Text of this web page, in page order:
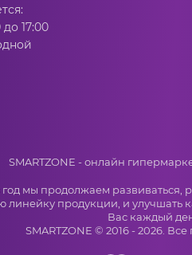
17:00
SMARTZONE - онлайн
год мы продолжаем развиваться,
линейку продукции, и улучшать
Вас каждый
SMARTZONE © 2016 - 2026.